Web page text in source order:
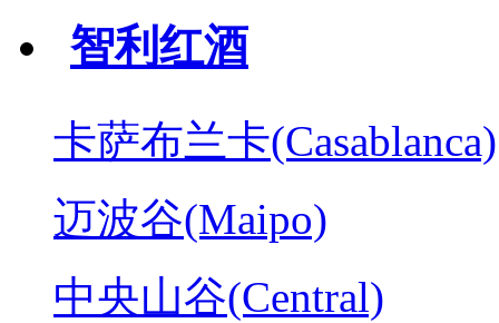
智利红酒
卡萨布兰卡(Casablanca)
迈波谷(Maipo)
中央山谷(Central)